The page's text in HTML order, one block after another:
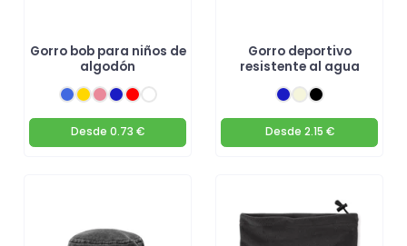
Gorro bob para niños de
algodón
Desde 0.73 €
Gorro deportivo
resistente al agua
Desde 2.15 €